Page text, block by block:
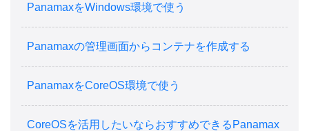
PanamaxをWindows環境で使う
Panamaxの管理画面からコンテナを作成する
PanamaxをCoreOS環境で使う
CoreOSを活用したいならおすすめできるPanamax